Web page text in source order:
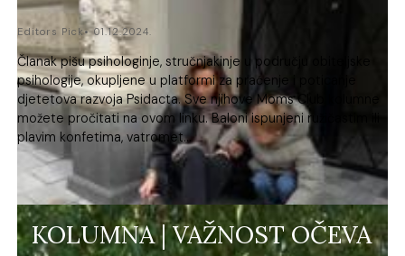
Editors Pick 01.12.2024.
Članak pišu psihologinje, stručnjakinje u području obiteljske
psihologije, okupljene u platformi za praćenje i poticanje
djetetova razvoja Psidacta. Sve njihove Moms Club kolumne
možete pročitati na ovom linku. Baloni ispunjeni ružičastim ili
plavim konfetima, vatromet...
KOLUMNA | VAŽNOST OČEVA